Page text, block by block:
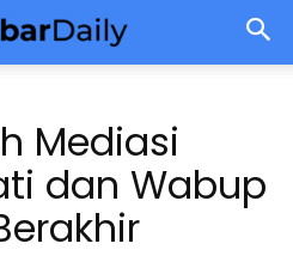
Mediasi
dan Wabup